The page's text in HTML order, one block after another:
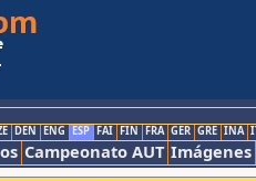
DEN ENG ESP FAI FIN FRA GER GRE INA
Campeonato AUT Imágenes